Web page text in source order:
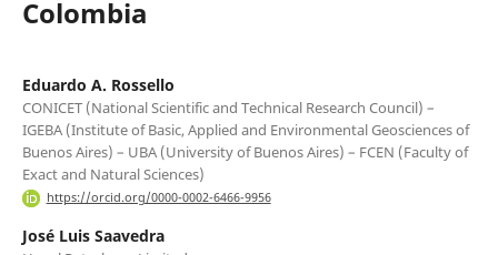
Colombia
Eduardo A. Rossello
CONICET (National Scientific and Technical Research Council) –
IGEBA (Institute of Basic, Applied and Environmental Geosciences of
Buenos Aires) – UBA (University of Buenos Aires) – FCEN (Faculty of
Exact and Natural Sciences)
https://orcid.org/0000-0002-6466-9956
José Luis Saavedra